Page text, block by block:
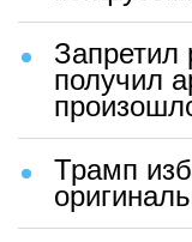
получил
Трамп